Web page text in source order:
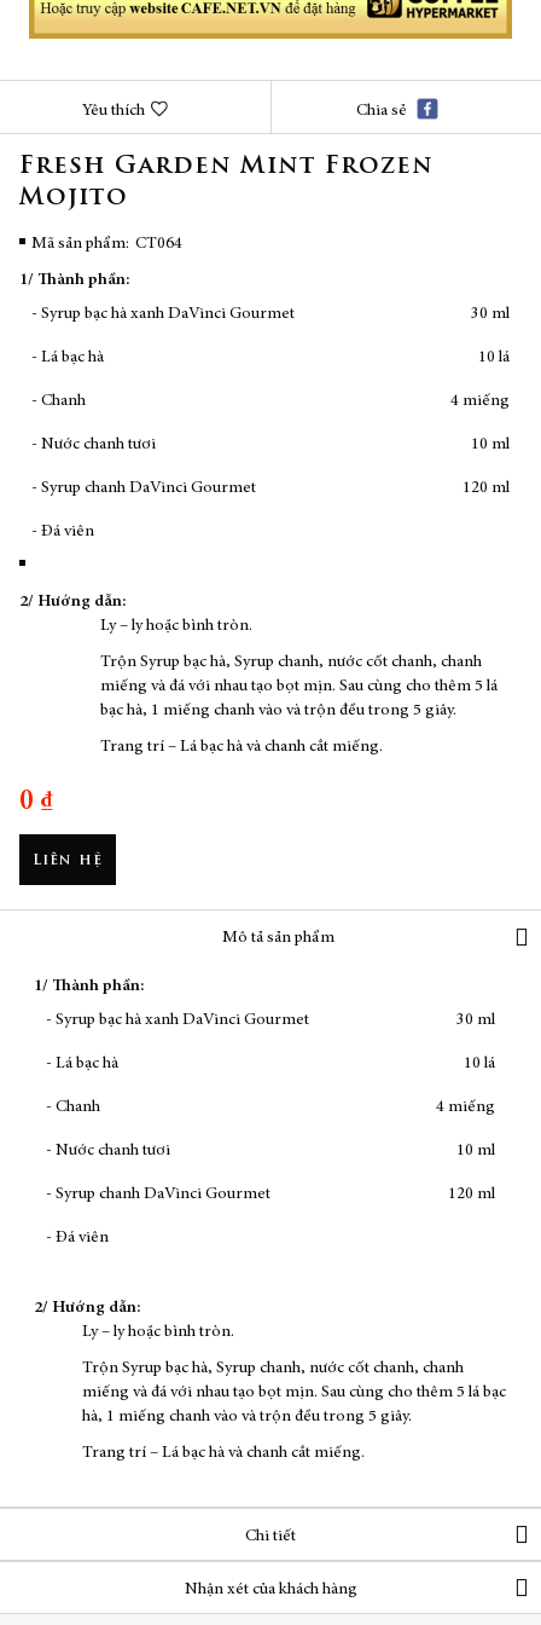
phần
viện
ảnh
Yêu thích Chia sẻ
Fresh Garden Mint Frozen
Mojito
Mã sản phẩm CT064
1/ Thành phần:
- Syrup bạc hà xanh DaVinci Gourmet
30 ml
- Lá bạc hà 10 lá
- Chanh 4 miếng
- Nước chanh tươi 10 ml
- Syrup chanh DaVinci Gourmet 120 ml
- Đá viên
2/ Hướng dẫn:
Ly – ly hoặc bình tròn.
Trộn Syrup bạc hà, Syrup chanh, nước cốt chanh, chanh
miếng và đá với nhau tạo bọt mịn. Sau cùng cho thêm 5 lá
bạc hà, 1 miếng chanh vào và trộn đều trong 5 giây.
Trang trí – Lá bạc hà và chanh cắt miếng.
0 ₫
Liên hệ
Mô tả sản phẩm
1/ Thành phần:
- Syrup bạc hà xanh DaVinci Gourmet
30 ml
- Lá bạc hà 10 lá
- Chanh 4 miếng
- Nước chanh tươi 10 ml
- Syrup chanh DaVinci Gourmet 120 ml
- Đá viên
2/ Hướng dẫn:
Ly – ly hoặc bình tròn.
Trộn Syrup bạc hà, Syrup chanh, nước cốt chanh, chanh
miếng và đá với nhau tạo bọt mịn. Sau cùng cho thêm 5 lá bạc
hà, 1 miếng chanh vào và trộn đều trong 5 giây.
Trang trí – Lá bạc hà và chanh cắt miếng.
Chi tiết
Nhận xét của khách hàng